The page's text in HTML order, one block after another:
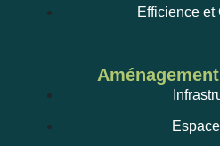
Efficience et